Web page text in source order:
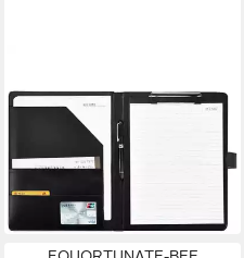
Konferenzmappe A4
Klemmbrettmappe,PU
Dokumententasche
Klemmbrett Schreibmappe
UVP 30,99 €
-42%
in 5-6 Werktagen bei dir